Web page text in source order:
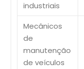
industriais
Mecânicos
de
manutenção
de veículos